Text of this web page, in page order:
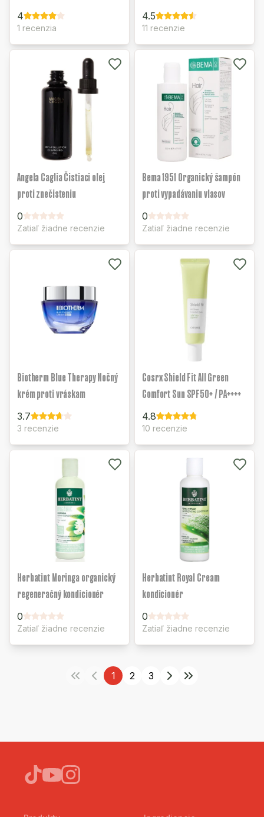
4
1 recenzia
4.5
11 recenzie
Angela Caglia Čistiaci olej
proti znečisteniu
0
Zatiaľ žiadne recenzie
Bema 1951 Organický šampón
proti vypadávaniu vlasov
0
Zatiaľ žiadne recenzie
Biotherm Blue Therapy Nočný
krém proti vráskam
3.7
3 recenzie
Cosrx Shield Fit All Green
Comfort Sun SPF50+ / PA++++
4.8
10 recenzie
Herbatint Moringa organický
regeneračný kondicionér
0
Zatiaľ žiadne recenzie
Herbatint Royal Cream
kondicionér
0
Zatiaľ žiadne recenzie
1 2 3